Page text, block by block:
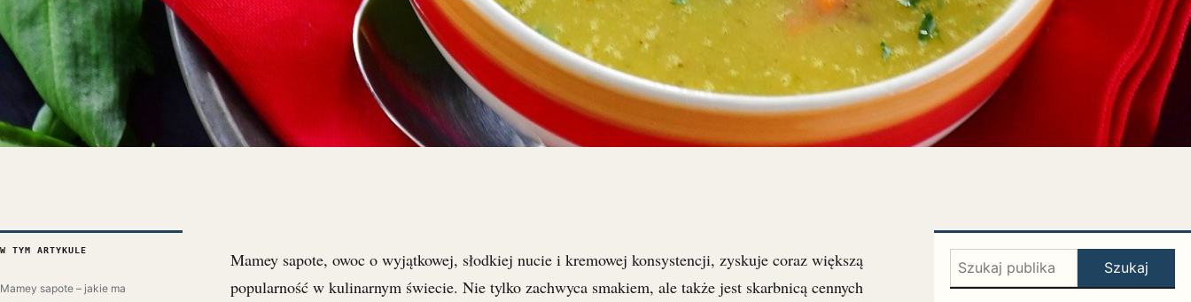
W TYM ARTYKULE
Mamey sapote – jakie ma
Mamey sapote, owoc o wyjątkowej, słodkiej nucie i kremowej konsystencji, zyskuje coraz większą
popularność w kulinarnym świecie. Nie tylko zachwyca smakiem, ale także jest skarbnicą cennych
Szukaj: Szukaj